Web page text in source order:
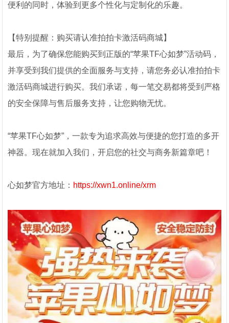
便利的同时，体验到更多个性化与定制化的乐趣。
【特别提醒：购买请认准拍拍卡激活码商城】
最后，为了确保您能购买到正版的“苹果TF心如梦”活动码，
并享受到我们提供的全面服务与支持，请您务必认准拍拍卡
激活码商城进行购买。我们承诺，每一笔交易都将受到严格
的安全保障与售后服务支持，让您购物无忧。
“苹果TF心如梦”，一款专为追求高效与便捷的您打造的多开
神器。现在就加入我们，开启您的社交与商务新篇章吧！
心如梦官方地址： https://xwn1.online/xrm